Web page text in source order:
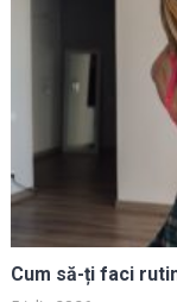
Cum să-ți faci